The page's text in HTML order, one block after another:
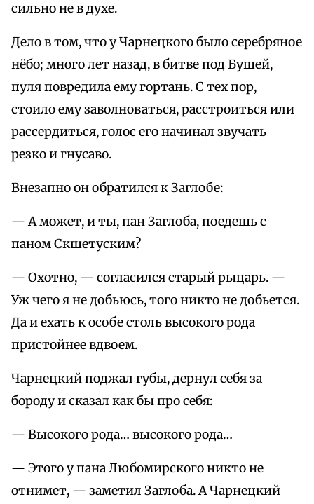
сильно не в духе.
Дело в том, что у Чарнецкого было серебряное
нёбо; много лет назад, в битве под Бушей,
пуля повредила ему гортань. С тех пор,
стоило ему заволноваться, расстроиться или
рассердиться, голос его начинал звучать
резко и гнусаво.
Внезапно он обратился к Заглобе:
— А может, и ты, пан Заглоба, поедешь с
паном Скшетуским?
— Охотно, — согласился старый рыцарь. —
Уж чего я не добьюсь, того никто не добьется.
Да и ехать к особе столь высокого рода
пристойнее вдвоем.
Чарнецкий поджал губы, дернул себя за
бороду и сказал как бы про себя:
— Высокого рода… высокого рода…
— Этого у пана Любомирского никто не
отнимет, — заметил Заглоба. А Чарнецкий